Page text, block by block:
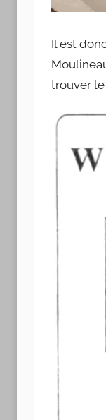
Il est
trouver le